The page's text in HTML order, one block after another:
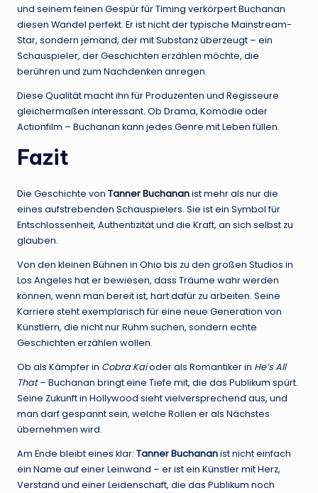
und seinem feinen Gespür für Timing verkörpert Buchanan
diesen Wandel perfekt. Er ist nicht der typische Mainstream-
Star, sondern jemand, der mit Substanz überzeugt – ein
Schauspieler, der Geschichten erzählen möchte, die
berühren und zum Nachdenken anregen.
Diese Qualität macht ihn für Produzenten und Regisseure
gleichermaßen interessant. Ob Drama, Komödie oder
Actionfilm – Buchanan kann jedes Genre mit Leben füllen.
Fazit
Die Geschichte von Tanner Buchananist mehr als nur die
eines aufstrebenden Schauspielers. Sie ist ein Symbol für
Entschlossenheit, Authentizität und die Kraft, an sich selbst zu
glauben.
Von den kleinen Bühnen in Ohio bis zu den großen Studios in
Los Angeles hat er bewiesen, dass Träume wahr werden
können, wenn man bereit ist, hart dafür zu arbeiten. Seine
Karriere steht exemplarisch für eine neue Generation von
Künstlern, die nicht nur Ruhm suchen, sondern echte
Geschichten erzählen wollen.
Ob als Kämpfer in Cobra Kaioder als Romantiker in He’s All
That– Buchanan bringt eine Tiefe mit, die das Publikum spürt.
Seine Zukunft in Hollywood sieht vielversprechend aus, und
man darf gespannt sein, welche Rollen er als Nächstes
übernehmen wird.
Am Ende bleibt eines klar: Tanner Buchananist nicht einfach
ein Name auf einer Leinwand – er ist ein Künstler mit Herz,
Verstand und einer Leidenschaft, die das Publikum noch